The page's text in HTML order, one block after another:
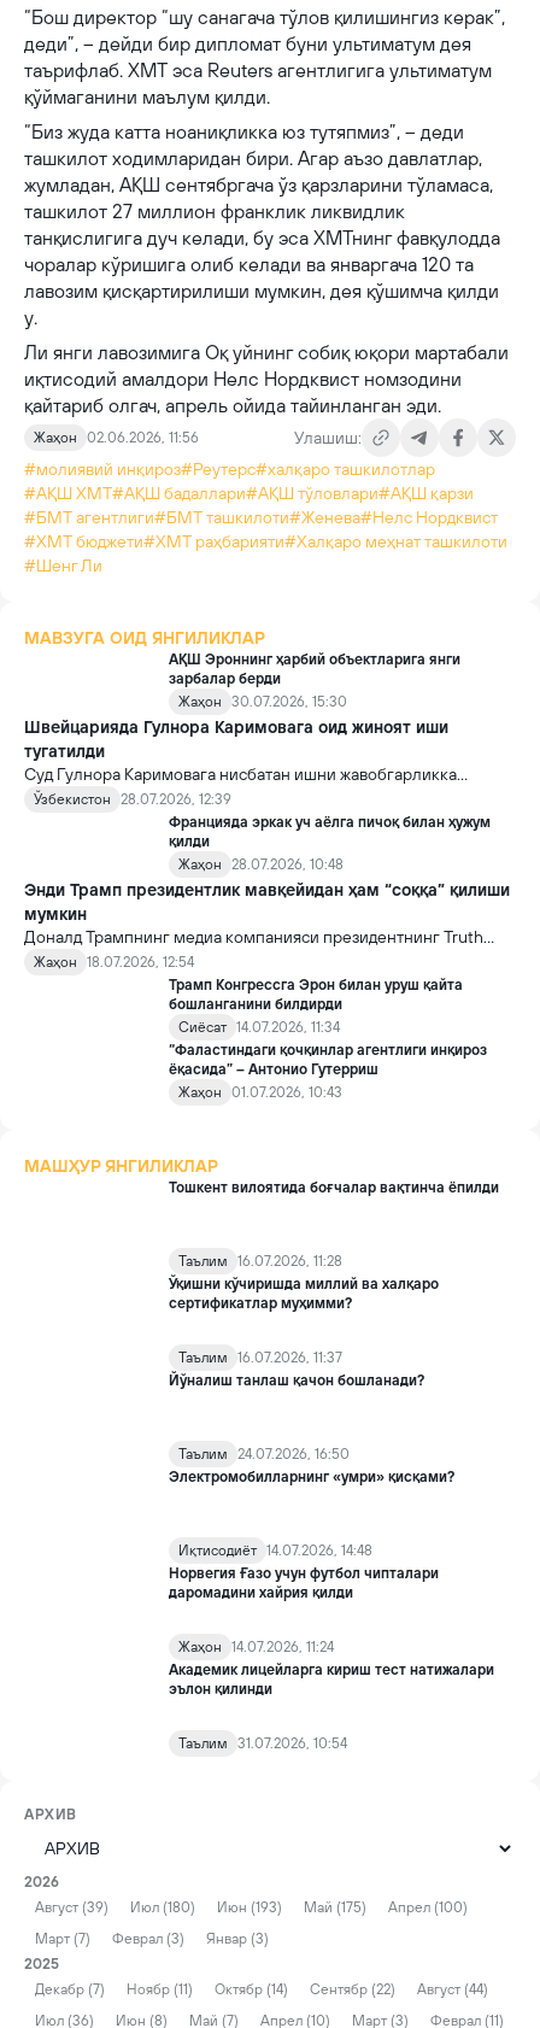
“Бош директор “шу санагача тўлов қилишингиз керак”,
деди”, – дейди бир дипломат буни ультиматум дея
таърифлаб. ХМТ эса Reuters агентлигига ультиматум
қўймаганини маълум қилди.
“Биз жуда катта ноаниқликка юз тутяпмиз”, – деди
ташкилот ходимларидан бири. Агар аъзо давлатлар,
жумладан, АҚШ сентябргача ўз қарзларини тўламаса,
ташкилот 27 миллион франклик ликвидлик
танқислигига дуч келади, бу эса ХМТнинг фавқулодда
чоралар кўришига олиб келади ва январгача 120 та
лавозим қисқартирилиши мумкин, дея қўшимча қилди
у.
Ли янги лавозимига Оқ уйнинг собиқ юқори мартабали
иқтисодий амалдори Нелс Нордквист номзодини
қайтариб олгач, апрель ойида тайинланган эди.
Жаҳон 02.06.2026, 11:56
Улашиш:
#молиявий инқироз#Реутерс#халқаро ташкилотлар
#АҚШ ХМТ#АҚШ бадаллари#АҚШ тўловлари#АҚШ қарзи
#БМТ агентлиги#БМТ ташкилоти#Женева#Нелс Нордквист
#ХМТ бюджети#ХМТ раҳбарияти#Халқаро меҳнат ташкилоти
#Шенг Ли
МАВЗУГА ОИД ЯНГИЛИКЛАР
АҚШ Эроннинг ҳарбий объектларига янги
зарбалар берди
Жаҳон
30.07.2026, 15:30
Швейцарияда Гулнора Каримовага оид жиноят иши
тугатилди
Суд Гулнора Каримовага нисбатан ишни жавобгарликка
тортиш муддати билан боғлиқ сабабларга кўра тугатди. Шу
билан бирга, Lombard Odier банки пул ювишнинг олдини
олмагани учун миллионлаб франк жаримага тортилди.
Ўзбекистон
28.07.2026, 12:39
Францияда эркак уч аёлга пичоқ билан ҳужум
қилди
Жаҳон
28.07.2026, 10:48
Энди Трамп президентлик мавқейидан ҳам “соққа” қилиши
мумкин
Доналд Трампнинг медиа компанияси президентнинг Truth
Social платформасидаги баёнотларини бошқалардан олдин
кўриш имконияти учун пуллик тариф жорий этишни муҳокама
Жаҳон
18.07.2026, 12:54
Трамп Конгрессга Эрон билан уруш қайта
бошланганини билдирди
Сиёсат 14.07.2026, 11:34
“Фаластиндаги қочқинлар агентлиги инқироз
ёқасида” – Антонио Гутерриш
Жаҳон
01.07.2026, 10:43
МАШҲУР ЯНГИЛИКЛАР
Тошкент вилоятида боғчалар вақтинча ёпилди
Таълим
16.07.2026, 11:28
Ўқишни кўчиришда миллий ва халқаро
сертификатлар муҳимми?
Таълим
16.07.2026, 11:37
Йўналиш танлаш қачон бошланади?
Таълим
24.07.2026, 16:50
Электромобилларнинг «умри» қисқами?
Иқтисодиёт 14.07.2026, 14:48
Норвегия Ғазо учун футбол чипталари
даромадини хайрия қилди
Жаҳон
14.07.2026, 11:24
Академик лицейларга кириш тест натижалари
эълон қилинди
Таълим 31.07.2026, 10:54
АРХИВ
2026
Август (39)
Июл (180) Июн (193) Май (175)
Апрел (100)
Март (7)
Феврал (3)
Январ (3)
2025
Декабр (7)
Ноябр (11) Октябр (14) Сентябр (22)
Август (44)
Июл (36)
Июн (8) Май (7) Апрел (10) Март (3) Феврал (11)